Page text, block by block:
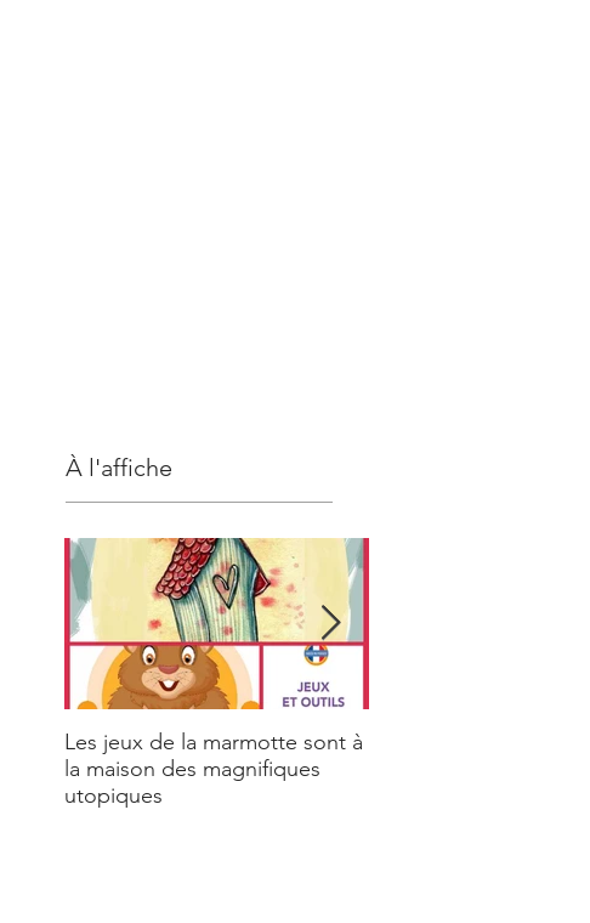
À l'affiche
Les jeux de la marmotte sont à
la maison des magnifiques
utopiques